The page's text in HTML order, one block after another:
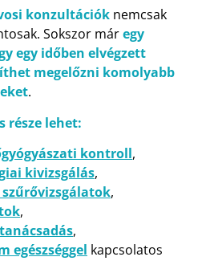
konzultációk nemcsak
Sokszor máregy
egy időben elvégzett
megelőzni komolyabb
.
része lehet:
kontroll,
kivizsgálás,
,
,
,
egészséggel kapcsolatos